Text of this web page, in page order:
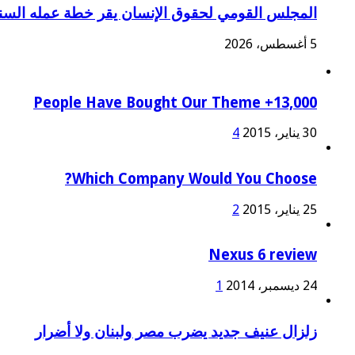
المجلس القومي لحقوق الإنسان يقر خطة عمله
5 أغسطس، 2026
13,000+ People Have Bought Our Theme
30 يناير، 2015 4
Which Company Would You Choose?
25 يناير، 2015 2
Nexus 6 review
24 ديسمبر، 2014 1
زلزال عنيف جديد يضرب مصر ولبنان ولا أضرار